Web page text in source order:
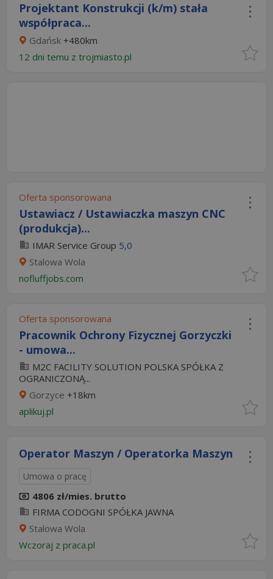
Projektant Konstrukcji (k/m) stała
współpraca...
Gdańsk +480km
12 dni temu z trojmiasto.pl
Oferta sponsorowana
Ustawiacz / Ustawiaczka maszyn CNC
(produkcja)...
IMAR Service Group 5,0
Stalowa Wola
nofluffjobs.com
Oferta sponsorowana
Pracownik Ochrony Fizycznej Gorzyczki
- umowa...
M2C FACILITY SOLUTION POLSKA SPÓŁKA Z
OGRANICZONĄ...
Gorzyce +18km
aplikuj.pl
Operator Maszyn / Operatorka Maszyn
Umowa o pracę
4806 zł/mies. brutto
FIRMA CODOGNI SPÓŁKA JAWNA
Stalowa Wola
Wczoraj z praca.pl